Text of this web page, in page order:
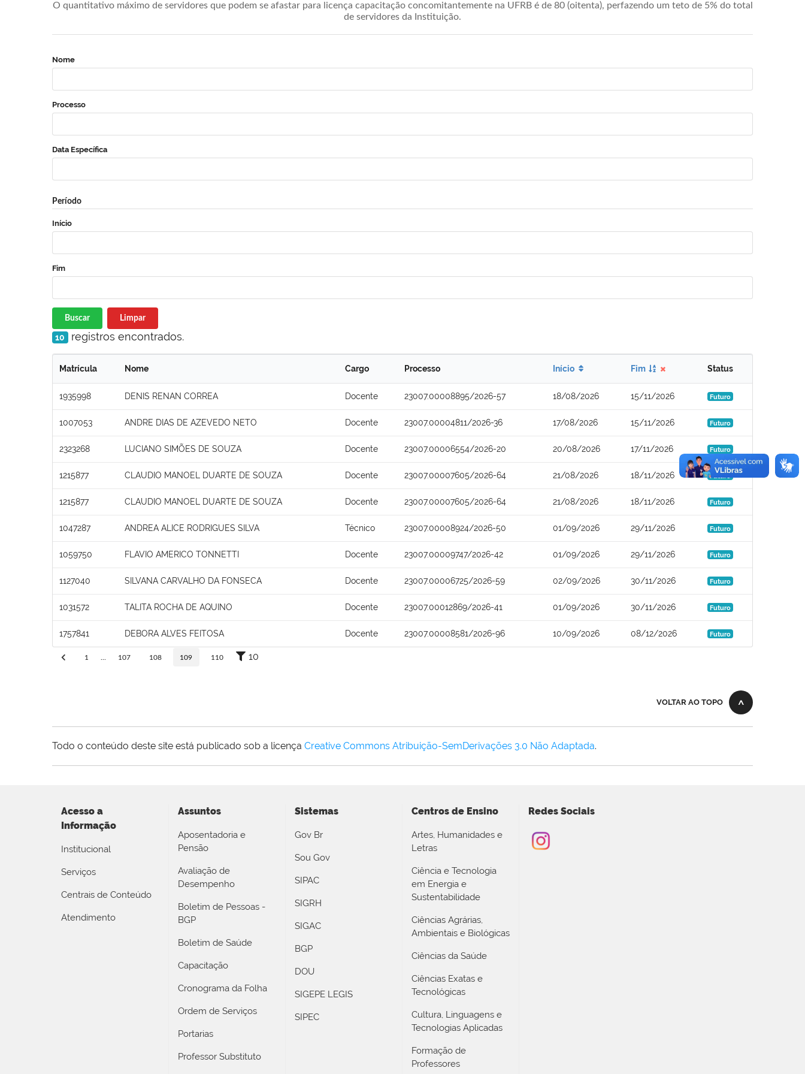
O quantitativo máximo de servidores que podem se afastar para licença capacitação concomitantemente na UFRB é de 80 (oitenta), perfazendo um teto de 5% do total
de servidores da Instituição.
Nome
Processo
Data Específica
Período
Início
Fim
Buscar Limpar
10 registros encontrados.
Matrícula Nome Cargo Processo Início Fim Status
1935998 DENIS RENAN CORREA Docente 23007.00008895/2026-57 18/08/2026 15/11/2026 Futuro
1007053 ANDRE DIAS DE AZEVEDO NETO Docente 23007.00004811/2026-36 17/08/2026 15/11/2026 Futuro
2323268 LUCIANO SIMÕES DE SOUZA Docente 23007.00006554/2026-20 20/08/2026 17/11/2026 Futuro
1215877 CLAUDIO MANOEL DUARTE DE SOUZA Docente 23007.00007605/2026-64 21/08/2026 18/11/2026 Futuro
1215877 CLAUDIO MANOEL DUARTE DE SOUZA Docente 23007.00007605/2026-64 21/08/2026 18/11/2026 Futuro
1047287 ANDREA ALICE RODRIGUES SILVA Técnico 23007.00008924/2026-50 01/09/2026 29/11/2026 Futuro
1059750 FLAVIO AMERICO TONNETTI Docente 23007.00009747/2026-42 01/09/2026 29/11/2026 Futuro
1127040 SILVANA CARVALHO DA FONSECA Docente 23007.00006725/2026-59 02/09/2026 30/11/2026 Futuro
1031572 TALITA ROCHA DE AQUINO Docente 23007.00012869/2026-41 01/09/2026 30/11/2026 Futuro
1757841 DEBORA ALVES FEITOSA Docente 23007.00008581/2026-96 10/09/2026 08/12/2026 Futuro
1 107 108 109 110 10
VOLTAR AO TOPO
Todo o conteúdo deste site está publicado sob a licença Creative Commons Atribuição-SemDerivações 3.0 Não Adaptada.
Acesso a
Informação
Institucional
Serviços
Centrais de Conteúdo
Atendimento
Assuntos
Aposentadoria e
Pensão
Avaliação de
Desempenho
Boletim de Pessoas -
BGP
Boletim de Saúde
Capacitação
Cronograma da Folha
Ordem de Serviços
Portarias
Professor Substituto
Sistemas
Gov Br
Sou Gov
SIPAC
SIGRH
SIGAC
BGP
DOU
SIGEPE LEGIS
SIPEC
Centros de Ensino
Artes, Humanidades e
Letras
Ciência e Tecnologia
em Energia e
Sustentabilidade
Ciências Agrárias,
Ambientais e Biológicas
Ciências da Saúde
Ciências Exatas e
Tecnológicas
Cultura, Linguagens e
Tecnologias Aplicadas
Formação de
Professores
Redes Sociais